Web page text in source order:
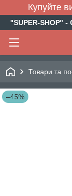
Купуйте
"SUPER-
Товари та
–45%